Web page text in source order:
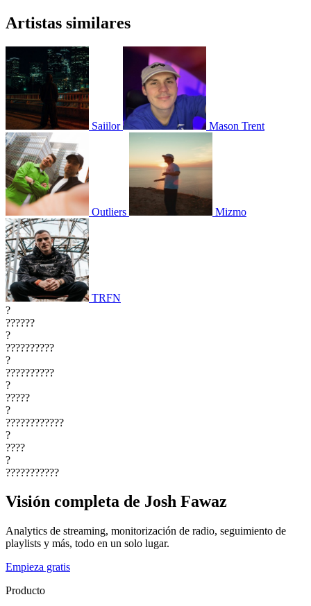
Artistas similares
Saiilor Mason Trent
Outliers Mizmo
TRFN
?
??????
?
??????????
?
??????????
?
?????
?
????????????
?
????
?
???????????
Visión completa de Josh Fawaz
Analytics de streaming, monitorización de radio, seguimiento de
playlists y más, todo en un solo lugar.
Empieza gratis
Producto